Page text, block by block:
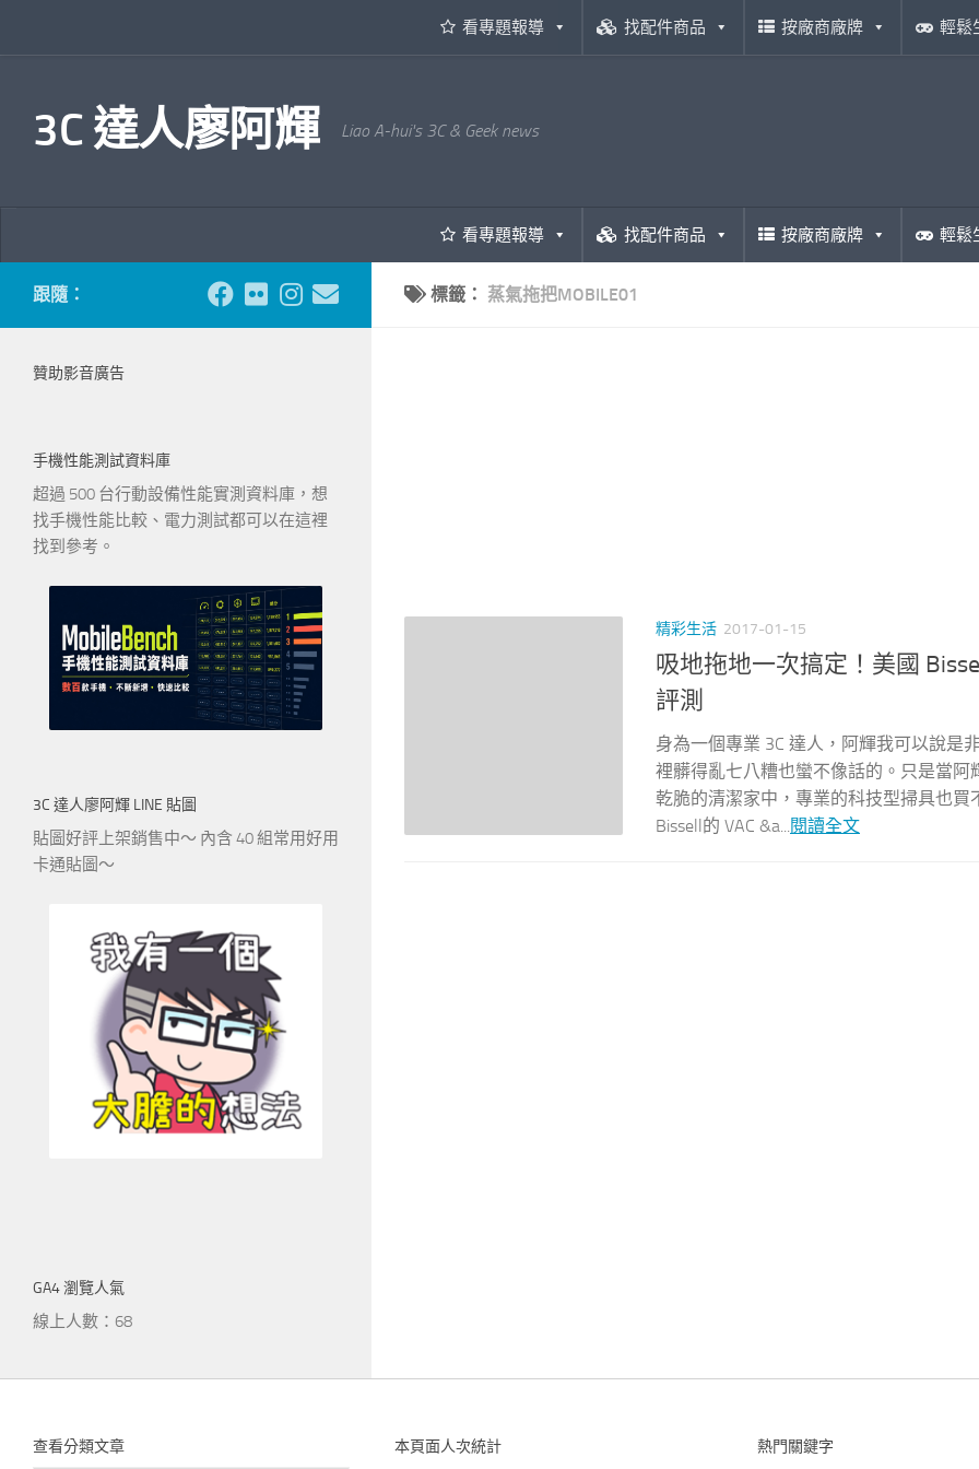
看專題報導 找配件商品 按廠商廠牌 輕鬆
3C 達人廖阿輝 Liao A-hui's 3C & Geek news
看專題報導 找配件商品 按廠商廠牌 輕鬆
標籤： 蒸氣拖把MOBILE01
精彩生活 2017-01-15
吸地拖地一次搞定！美國
評測
身為一個專業 3C 達人，阿輝我可以說是
裡髒得亂七八糟也蠻不像話的。只是當
乾脆的清潔家中，專業的科技型掃具也
Bissell的 VAC &a...閱讀全文
跟隨：
贊助影音廣告
手機性能測試資料庫
超過 500 台行動設備性能實測資料庫，想
找手機性能比較、電力測試都可以在這裡
找到參考。
3C 達人廖阿輝 LINE 貼圖
貼圖好評上架銷售中～ 內含 40 組常用好用
卡通貼圖～
GA4 瀏覽人氣
線上人數：68
查看分類文章 本頁面人次統計 熱門關鍵字